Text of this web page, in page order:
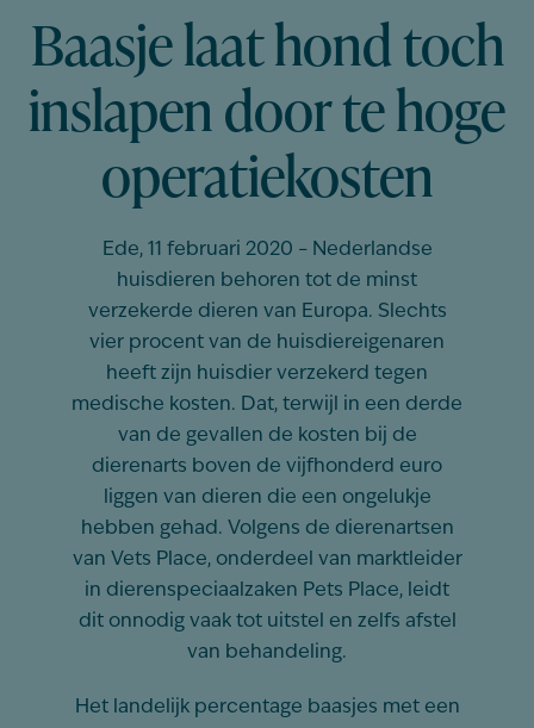
Baasje laat hond toch
inslapen door te hoge
operatiekosten
Ede, 11 februari 2020 – Nederlandse
huisdieren behoren tot de minst
verzekerde dieren van Europa. Slechts
vier procent van de huisdiereigenaren
heeft zijn huisdier verzekerd tegen
medische kosten. Dat, terwijl in een derde
van de gevallen de kosten bij de
dierenarts boven de vijfhonderd euro
liggen van dieren die een ongelukje
hebben gehad. Volgens de dierenartsen
van Vets Place, onderdeel van marktleider
in dierenspeciaalzaken Pets Place, leidt
dit onnodig vaak tot uitstel en zelfs afstel
van behandeling.
Het landelijk percentage baasjes met een